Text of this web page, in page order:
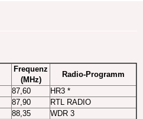
Frequenz
(MHz)
Radio-Programm
87,60
HR3 *
87,90
RTL RADIO
88,35
WDR 3